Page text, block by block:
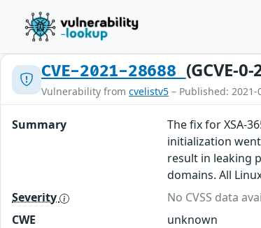
CVE-2021-28688 (GCVE-
Vulnerability from cvelistv5 – Published: 2021-
Summary
The fix for XSA-
initialization
result in leaking
domains. All
Severity
No CVSS data
CWE
unknown